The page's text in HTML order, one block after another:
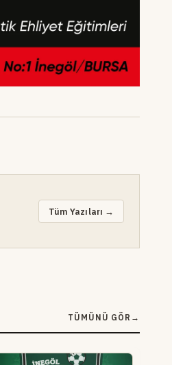
Tüm Yazıları →
TÜMÜNÜ GÖR →